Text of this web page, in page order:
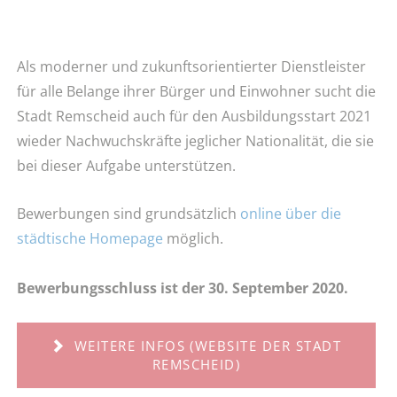
Als moderner und zukunftsorientierter Dienstleister
für alle Belange ihrer Bürger und Einwohner sucht die
Stadt Remscheid auch für den Ausbildungsstart 2021
wieder Nachwuchskräfte jeglicher Nationalität, die sie
bei dieser Aufgabe unterstützen.
Bewerbungen sind grundsätzlich online über die
städtische Homepage möglich.
Bewerbungsschluss ist der 30. September 2020.
WEITERE INFOS (WEBSITE DER STADT
REMSCHEID)